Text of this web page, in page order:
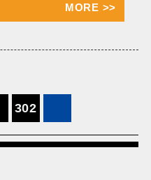
MORE >>
302